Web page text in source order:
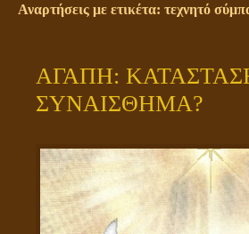
Αναρτήσεις με ετικέτα: τεχνητό
ΑΓΑΠΗ:
ΣΥΝΑΙΣΘΗΜΑ?